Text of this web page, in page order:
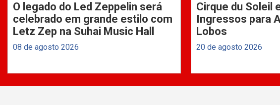
O legado do Led Zeppelin será
celebrado em grande estilo com
Letz Zep na Suhai Music Hall
08 de agosto 2026
Cirque du Soleil
Ingressos para
Lobos
20 de agosto 2026